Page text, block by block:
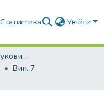
Статистика Увійти
Вибрані статті з наукових збірників КНУБА
Вип. 7